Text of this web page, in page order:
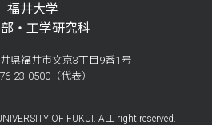
福井大学
・工学研究科
県福井市文京3丁目9番1号
23-0500（代表）_
OF FUKUI. ALL right reserved.